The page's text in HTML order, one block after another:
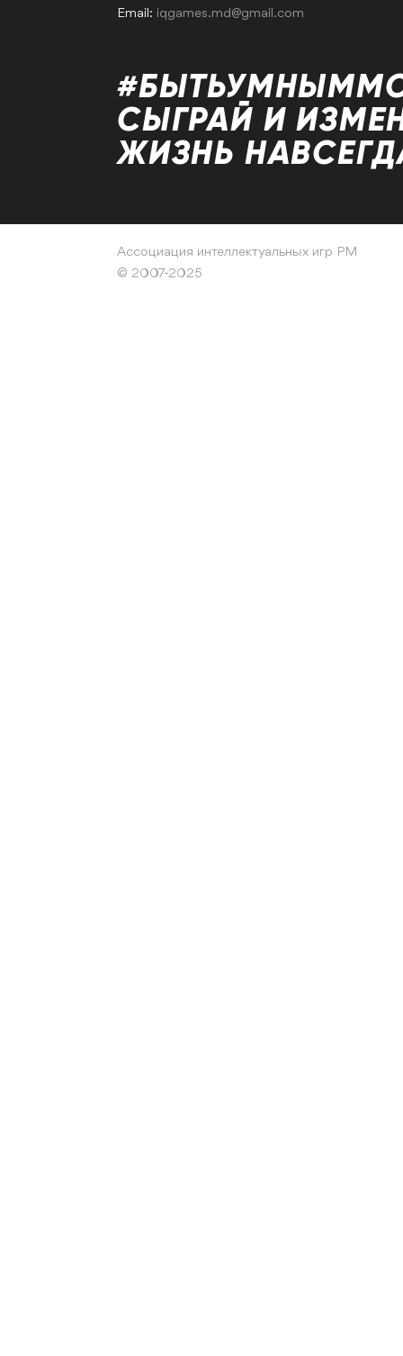
Email: iqgames.md@gmail.com
СЫГРАЙ И
ЖИЗНЬ
Ассоциация интеллектуальных игр РМ
© 2007-2025